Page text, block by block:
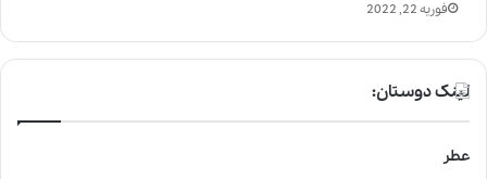
فوریه 22, 2022
لینک دوستان:
عطر